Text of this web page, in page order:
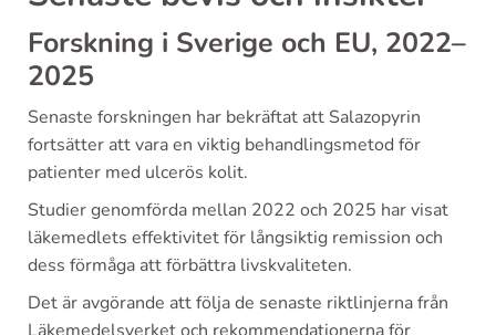
Forskning i Sverige och EU, 2022–
2025
Senaste forskningen har bekräftat att Salazopyrin
fortsätter att vara en viktig behandlingsmetod för
patienter med ulcerös kolit.
Studier genomförda mellan 2022 och 2025 har visat
läkemedlets effektivitet för långsiktig remission och
dess förmåga att förbättra livskvaliteten.
Det är avgörande att följa de senaste riktlinjerna från